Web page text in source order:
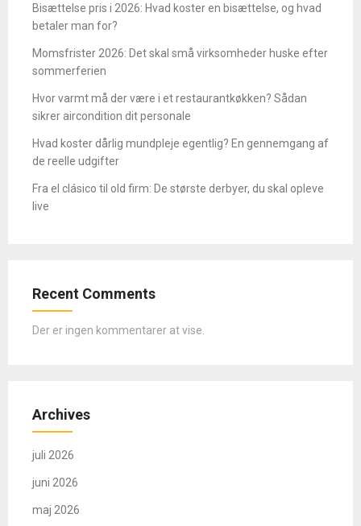
Bisættelse pris i 2026: Hvad koster en bisættelse, og hvad
betaler man for?
Momsfrister 2026: Det skal små virksomheder huske efter
sommerferien
Hvor varmt må der være i et restaurantkøkken? Sådan
sikrer aircondition dit personale
Hvad koster dårlig mundpleje egentlig? En gennemgang af
de reelle udgifter
Fra el clásico til old firm: De største derbyer, du skal opleve
live
Recent Comments
Der er ingen kommentarer at vise.
Archives
juli 2026
juni 2026
maj 2026